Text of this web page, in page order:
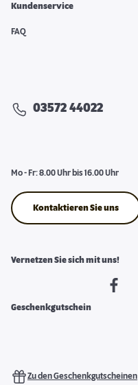
Kundenservice
FAQ
03572 44022
Mo - Fr: 8.00 Uhr bis 16.00 Uhr
Kontaktieren Sie uns
Vernetzen Sie sich mit uns!
Geschenkgutschein
Zu den Geschenkgutscheinen